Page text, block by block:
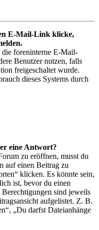
E-Mail-Link klicke,
foreninterne E-Mail-
Benutzer nutzen, falls
freigeschaltet wurde.
dieses Systems durch
eine Antwort?
zu eröffnen, musst du
auf einen Beitrag zu
klicken. Es könnte sein,
ist, bevor du einen
sind jeweils
aufgelistet. Z. B.
„Du darfst Dateianhänge